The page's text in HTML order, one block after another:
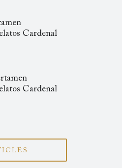
Cardenal
Cardenal